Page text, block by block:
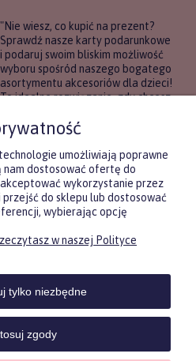
"Nie wiesz, co kupić na prezent?
Sprawdź nasze karty podarunkowe
i podaruj swoim bliskim możliwość
wyboru spośród naszego bogatego
asortymentu akcesoriów dla dzieci!
To idealne rozwiązanie, gdy chcesz
pewności, co będzie najbardziej
trafione.
DOWIEDZ SIĘ WIĘCEJ
KONTAKTPOMOC MOJE
pierwszyzakup.
umożliwiają poprawne
nam dostosować ofertę do
wykorzystanie przez
do sklepu lub dostosować
wybierając opcję
w naszej Polityce
tylko niezbędne
zgody